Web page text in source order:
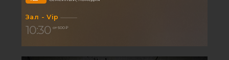
Зал - Vip
10:30 от 500 ₽